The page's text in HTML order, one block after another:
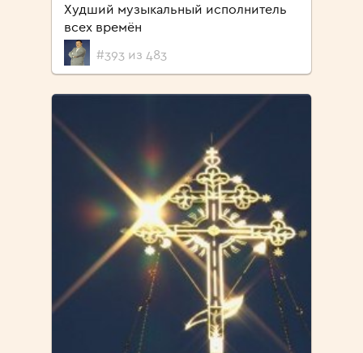
Худший музыкальный исполнитель
всех времён
#393 из 483